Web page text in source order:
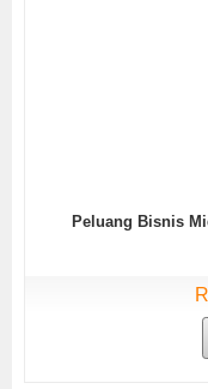
Peluang Bisnis